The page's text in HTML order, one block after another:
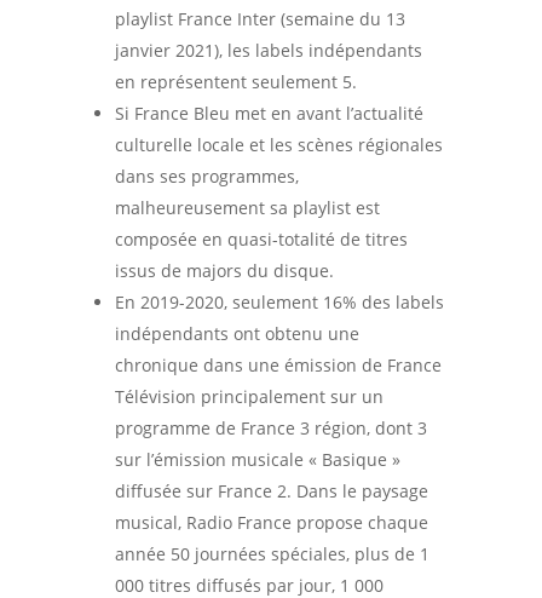
playlist France Inter (semaine du 13
janvier 2021), les labels indépendants
en représentent seulement 5.
Si France Bleu met en avant l’actualité
culturelle locale et les scènes régionales
dans ses programmes,
malheureusement sa playlist est
composée en quasi-totalité de titres
issus de majors du disque.
En 2019-2020, seulement 16% des labels
indépendants ont obtenu une
chronique dans une émission de France
Télévision principalement sur un
programme de France 3 région, dont 3
sur l’émission musicale « Basique »
diffusée sur France 2. Dans le paysage
musical, Radio France propose chaque
année 50 journées spéciales, plus de 1
000 titres diffusés par jour, 1 000